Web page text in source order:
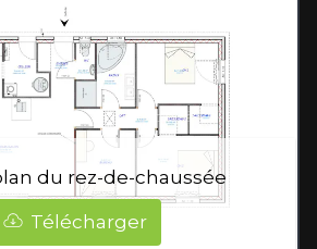
du rez-de-chaussée
Télécharger